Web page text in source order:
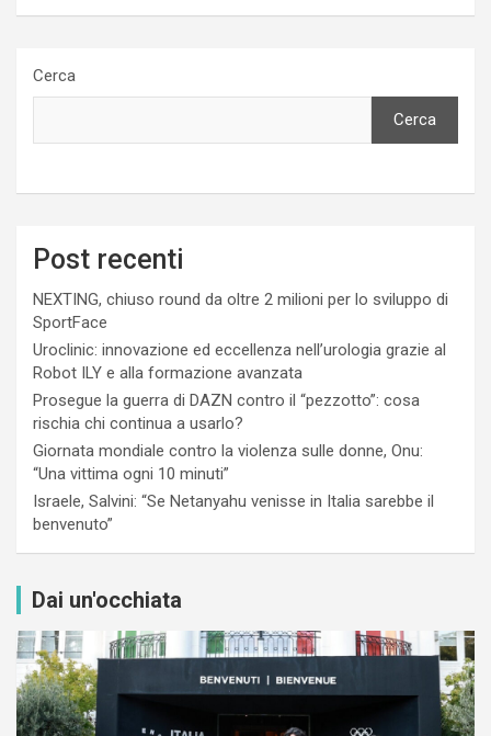
Cerca
Cerca
Post recenti
NEXTING, chiuso round da oltre 2 milioni per lo sviluppo di
SportFace
Uroclinic: innovazione ed eccellenza nell’urologia grazie al
Robot ILY e alla formazione avanzata
Prosegue la guerra di DAZN contro il “pezzotto”: cosa
rischia chi continua a usarlo?
Giornata mondiale contro la violenza sulle donne, Onu:
“Una vittima ogni 10 minuti”
Israele, Salvini: “Se Netanyahu venisse in Italia sarebbe il
benvenuto”
Dai un'occhiata